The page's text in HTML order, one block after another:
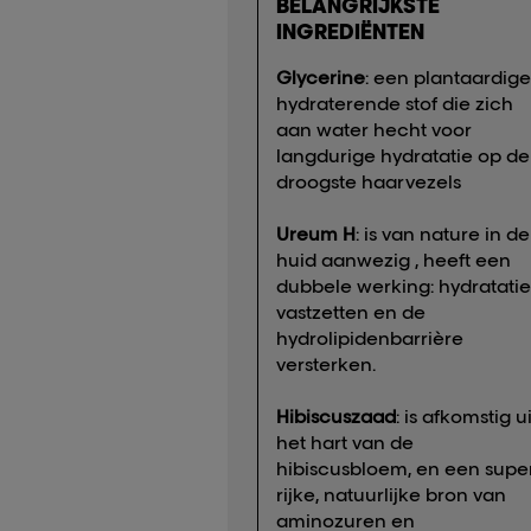
BELANGRIJKSTE
INGREDIËNTEN
Glycerine: een plantaardige
hydraterende stof die zich
aan water hecht voor
langdurige hydratatie op de
droogste haarvezels
Ureum H: is van nature in de
huid aanwezig , heeft een
dubbele werking: hydratatie
vastzetten en de
hydrolipidenbarrière
versterken.
Hibiscuszaad: is afkomstig
het hart van de
hibiscusbloem, en een
rijke, natuurlijke bron van
aminozuren en